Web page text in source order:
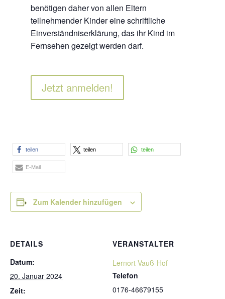
benötigen daher von allen Eltern
teilnehmender Kinder eine schriftliche
Einverständniserklärung, das ihr Kind im
Fernsehen gezeigt werden darf.
Jetzt anmelden!
teilen teilen teilen
E-Mail
Zum Kalender hinzufügen
DETAILS
Datum:
20. Januar 2024
Zeit:
VERANSTALTER
Lernort Vauß-Hof
Telefon
0176-46679155